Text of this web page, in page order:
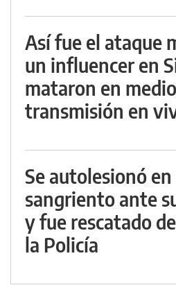
Así fue el ataque
un influencer en
mataron en
transmisión en
Se autolesionó
sangriento ante
y fue rescatado
la Policía